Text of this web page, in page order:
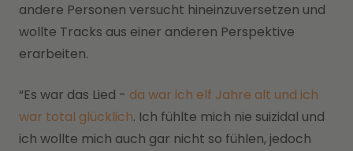
andere Personen versucht hineinzuversetzen und
wollte Tracks aus einer anderen Perspektive
erarbeiten.
“Es war das Lied - da war ich elf Jahre alt und ich
war total glücklich. Ich fühlte mich nie suizidal und
ich wollte mich auch gar nicht so fühlen, jedoch